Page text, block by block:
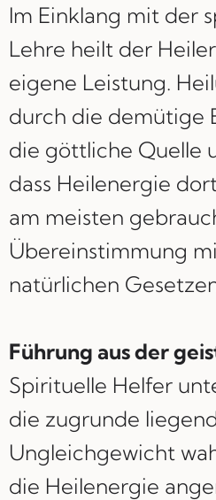
Im Einklang mit der
Lehre heilt der
eigene Leistung.
durch die demütige
die göttliche Quelle
dass Heilenergie
am meisten
Übereinstimmung
natürlichen
Führung aus der
Spirituelle Helfer
die zugrunde
Ungleichgewicht
die Heilenergie